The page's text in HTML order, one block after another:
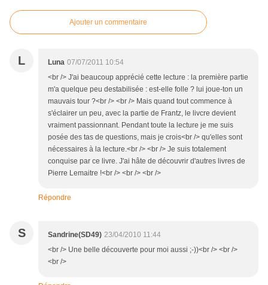
Ajouter un commentaire
L Luna 07/07/2011 10:54
<br /> J'ai beaucoup apprécié cette lecture : la première partie
m'a quelque peu destabilisée : est-elle folle ? lui joue-ton un
mauvais tour ?<br /> <br /> Mais quand tout commence à
s'éclairer un peu, avec la partie de Frantz, le livcre devient
vraiment passionnant. Pendant toute la lecture je me suis
posée des tas de questions, mais je crois<br /> qu'elles sont
nécessaires à la lecture.<br /> <br /> Je suis totalement
conquise par ce livre. J'ai hâte de découvrir d'autres livres de
Pierre Lemaitre !<br /> <br /> <br />
Répondre
S Sandrine(SD49) 23/04/2010 11:44
<br /> Une belle découverte pour moi aussi ;-))<br /> <br />
<br />